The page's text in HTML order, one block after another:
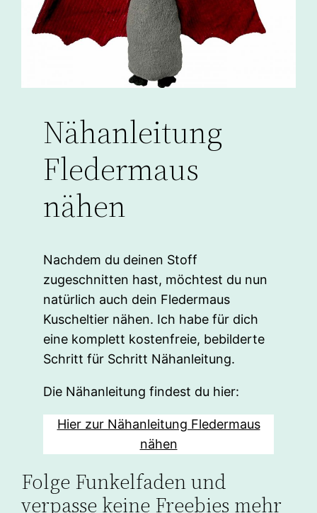
Nähanleitung
Fledermaus
nähen
Nachdem du deinen Stoff
zugeschnitten hast, möchtest du nun
natürlich auch dein Fledermaus
Kuscheltier nähen. Ich habe für dich
eine komplett kostenfreie, bebilderte
Schritt für Schritt Nähanleitung.
Die Nähanleitung findest du hier:
Hier zur Nähanleitung Fledermaus
nähen
Folge Funkelfaden und
verpasse keine Freebies mehr